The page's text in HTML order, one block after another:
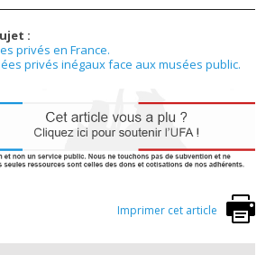
:
privés en France.
privés inégaux face aux musées public.
Imprimer cet article